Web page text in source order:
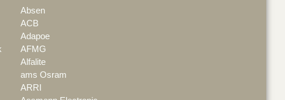
Absen
ACB
Adapoe
AFMG
Alfalite
ams Osram
ARRI